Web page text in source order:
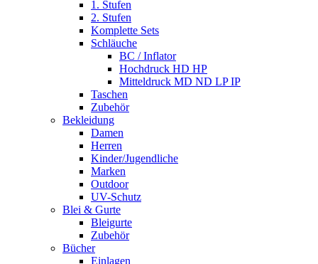
1. Stufen
2. Stufen
Komplette Sets
Schläuche
BC / Inflator
Hochdruck HD HP
Mitteldruck MD ND LP IP
Taschen
Zubehör
Bekleidung
Damen
Herren
Kinder/Jugendliche
Marken
Outdoor
UV-Schutz
Blei & Gurte
Bleigurte
Zubehör
Bücher
Einlagen